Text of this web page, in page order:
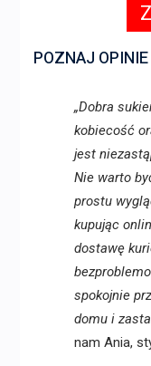
POZNAJ OPINIE
„Dobra
kobiecość
jest
Nie warto
prostu
kupując
dostawę
spokojnie
domu i
nam Ania,